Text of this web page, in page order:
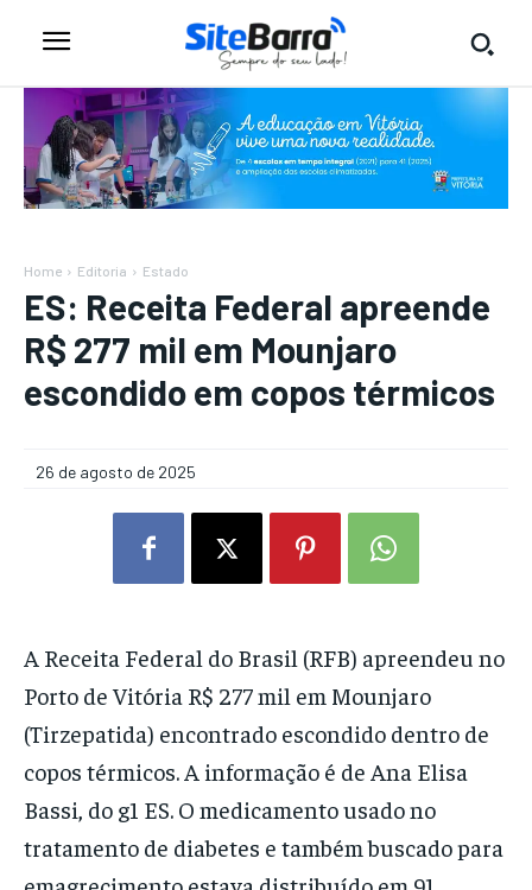
Home Editoria Estado
ES: Receita Federal apreende
R$ 277 mil em Mounjaro
escondido em copos térmicos
26 de agosto de 2025
A Receita Federal do Brasil (RFB) apreendeu no
Porto de Vitória R$ 277 mil em Mounjaro
(Tirzepatida) encontrado escondido dentro de
copos térmicos. A informação é de Ana Elisa
Bassi, do g1 ES. O medicamento usado no
tratamento de diabetes e também buscado para